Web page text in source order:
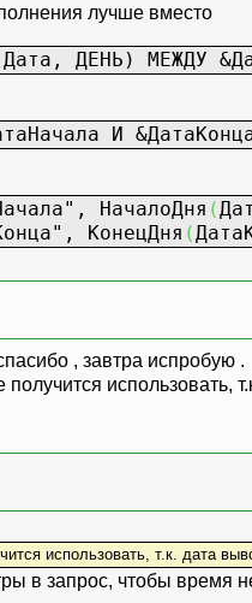
лучше вместо
ДЕНЬ) МЕЖДУ
И
, НачалоДня (
, КонецДня (
, завтра испробую .
использовать, т.к. дата
в запрос, чтобы время